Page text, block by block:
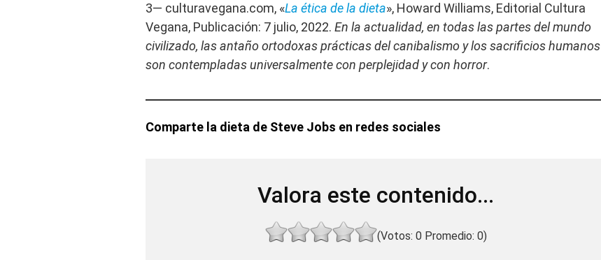
3— culturavegana.com, «La ética de la dieta», Howard Williams, Editorial Cultura
Vegana, Publicación: 7 julio, 2022. En la actualidad, en todas las partes del mundo
civilizado, las antaño ortodoxas prácticas del canibalismo y los sacrificios humanos
son contempladas universalmente con perplejidad y con horror.
Comparte la dieta de Steve Jobs en redes sociales
Valora este contenido...
(Votos: 0Promedio: 0)